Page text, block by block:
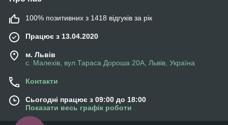
100% позитивних з 1418 відгуків за рік
Працює з 13.04.2020
м. Львів
с. Малехів, вул.Тараса Дороша 20А, Львів, Україна
Контакти
Сьогодні працює з 09:00 до 18:00
Показати весь графік роботи